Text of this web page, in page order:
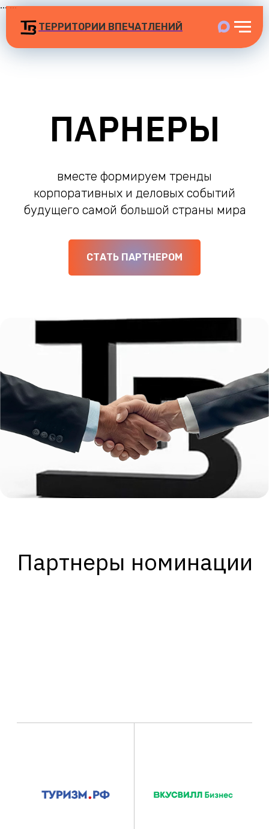
......
ТЕРРИТОРИИ ВПЕЧАТЛЕНИЙ
ПАРНЕРЫ
вместе формируем тренды
корпоративных и деловых событий
будущего самой большой страны мира
СТАТЬ ПАРТНЕРОМ
Партнеры номинации